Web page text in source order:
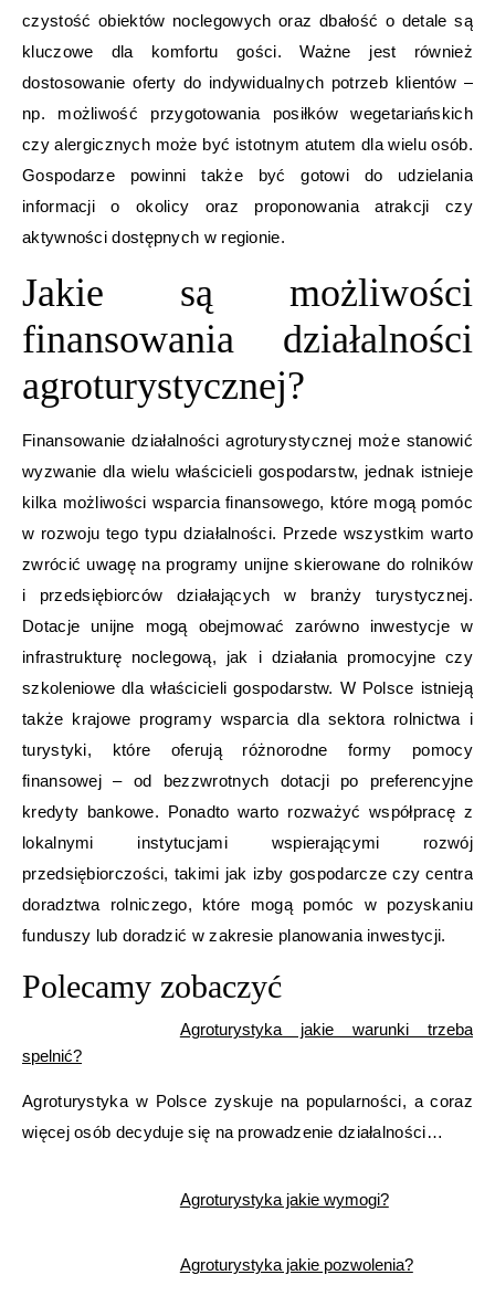
czystość obiektów noclegowych oraz dbałość o detale są
kluczowe dla komfortu gości. Ważne jest również
dostosowanie oferty do indywidualnych potrzeb klientów –
np. możliwość przygotowania posiłków wegetariańskich
czy alergicznych może być istotnym atutem dla wielu osób.
Gospodarze powinni także być gotowi do udzielania
informacji o okolicy oraz proponowania atrakcji czy
aktywności dostępnych w regionie.
Jakie są możliwości
finansowania działalności
agroturystycznej?
Finansowanie działalności agroturystycznej może stanowić
wyzwanie dla wielu właścicieli gospodarstw, jednak istnieje
kilka możliwości wsparcia finansowego, które mogą pomóc
w rozwoju tego typu działalności. Przede wszystkim warto
zwrócić uwagę na programy unijne skierowane do rolników
i przedsiębiorców działających w branży turystycznej.
Dotacje unijne mogą obejmować zarówno inwestycje w
infrastrukturę noclegową, jak i działania promocyjne czy
szkoleniowe dla właścicieli gospodarstw. W Polsce istnieją
także krajowe programy wsparcia dla sektora rolnictwa i
turystyki, które oferują różnorodne formy pomocy
finansowej – od bezzwrotnych dotacji po preferencyjne
kredyty bankowe. Ponadto warto rozważyć współpracę z
lokalnymi instytucjami wspierającymi rozwój
przedsiębiorczości, takimi jak izby gospodarcze czy centra
doradztwa rolniczego, które mogą pomóc w pozyskaniu
funduszy lub doradzić w zakresie planowania inwestycji.
Polecamy zobaczyć
Agroturystyka jakie warunki trzeba
spelnić?
Agroturystyka w Polsce zyskuje na popularności, a coraz
więcej osób decyduje się na prowadzenie działalności…
Agroturystyka jakie wymogi?
Agroturystyka jakie pozwolenia?